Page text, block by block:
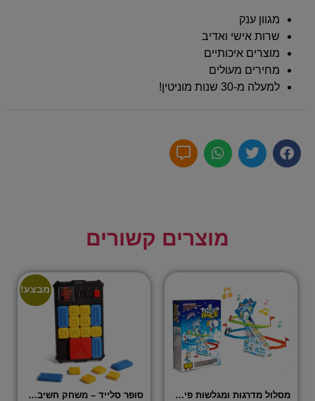
מגוון ענק
שרות אישי ואדיב
מוצרים איכותיים
מחירים מעולים
למעלה מ-30 שנות מוניטין!
מוצרים קשורים
מסלול מדרגות ומגלשות פינגווינים אלקטרוני
מבצע!
סופר סלייד – משחק חשיבה אלקטרוני